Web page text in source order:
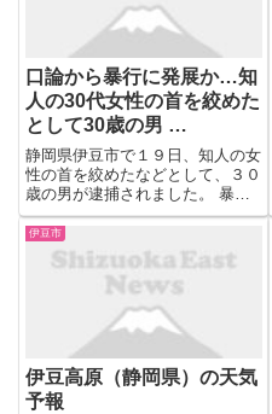
口論から暴行に発展か…知
人の30代女性の首を絞めた
として30歳の男 …
静岡県伊豆市で１９日、知人の女
性の首を絞めたなどとして、３０
歳の男が逮捕されました。 暴行
容疑で逮捕された伊豆市の携帯電
話販売業の３０歳の男は１９日午
前１０時ごろ、市内で知人の３０
代女性の首を絞めたり、わき腹を
足蹴にしたりする暴行を働いた
伊豆市
伊豆高原（静岡県）の天気
予報